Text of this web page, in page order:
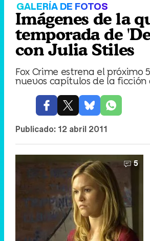
GALERÍA DE FOTOS
Imágenes de la
temporada de
con Julia Stiles
Fox Crime estrena el próximo
nuevos capítulos de la ficción
Publicado: 12 abril 2011
5